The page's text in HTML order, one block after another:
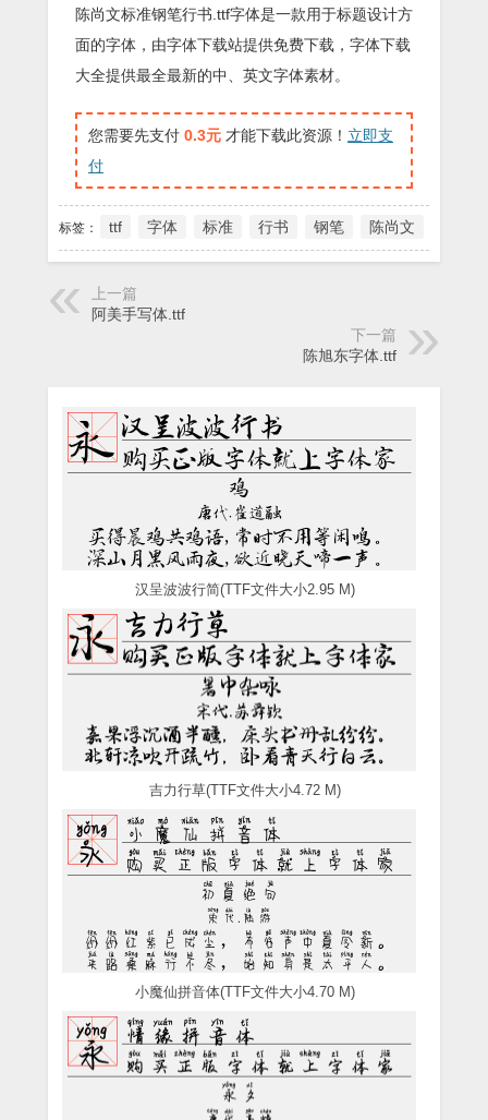
陈尚文标准钢笔行书.ttf字体是一款用于标题设计方
面的字体，由字体下载站提供免费下载，字体下载
大全提供最全最新的中、英文字体素材。
您需要先支付 0.3元 才能下载此资源！ 立即支
付
标签： ttf 字体 标准 行书 钢笔 陈尚文
上一篇
阿美手写体.ttf
下一篇
陈旭东字体.ttf
汉呈波波行简(TTF文件大小2.95 M)
吉力行草(TTF文件大小4.72 M)
小魔仙拼音体(TTF文件大小4.70 M)